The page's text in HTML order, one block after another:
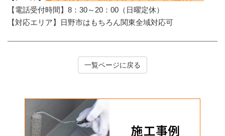
【電話受付時間】8：30～20：00（日曜定休）
【対応エリア】日野市はもちろん関東全域対応可
一覧ページに戻る